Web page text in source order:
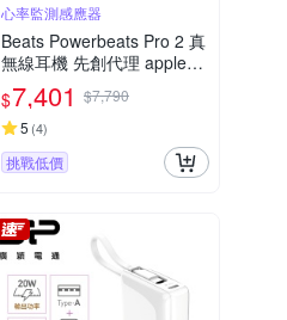
心率監測感應器
Beats Powerbeats Pro 2 真
無線耳機 先創代理 apple保
固
$7,401 $7,790
5 (4)
挑戰低價